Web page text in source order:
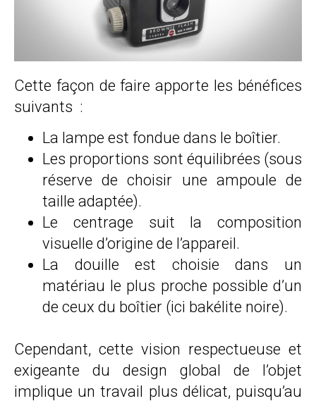
Cette façon de faire apporte les bénéfices
suivants :
La lampe est fondue dans le boîtier.
Les proportions sont équilibrées (sous
réserve de choisir une ampoule de
taille adaptée).
Le centrage suit la composition
visuelle d’origine de l’appareil.
La douille est choisie dans un
matériau le plus proche possible d’un
de ceux du boîtier (ici bakélite noire).
Cependant, cette vision respectueuse et
exigeante du design global de l’objet
implique un travail plus délicat, puisqu’au